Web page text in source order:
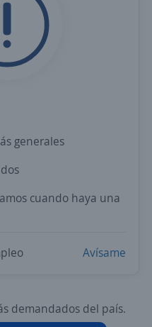
generales
cuando haya una
Avísame
demandados del país.